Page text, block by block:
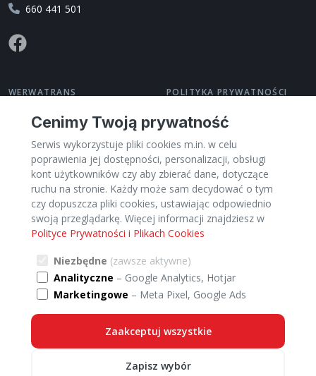
Cenimy Twoją prywatność
Serwis wykorzystuje pliki cookies m.in. w celu
poprawienia jej dostępności, personalizacji, obsługi
kont użytkowników czy aby zbierać dane, dotyczące
ruchu na stronie. Każdy może sam decydować o tym
czy dopuszcza pliki cookies, ustawiając odpowiednio
swoją przeglądarkę. Więcej informacji znajdziesz w
Polityce Prywatności i Plikach Cookies
Niezbędne (zawsze aktywne)
Analityczne – Google Analytics, Hotjar
Marketingowe – Meta Pixel, Google Ads
Zaakceptuj wszystkie
Zapisz wybór
660 441 501
WERWATRANS
O nas
Pomoc
Dla Przewoźników
POLITYKA PRYWATNOŚCI
Polityka prywatności
Zarządzaj cookies
PL
Transport Meble
Transport Przeprowadzki
Transport Samochody
Transport Motocykle i skutery
Transport Palety
Transport Ładunki ciężarowe
Transport Paczki
Transport Łodzie